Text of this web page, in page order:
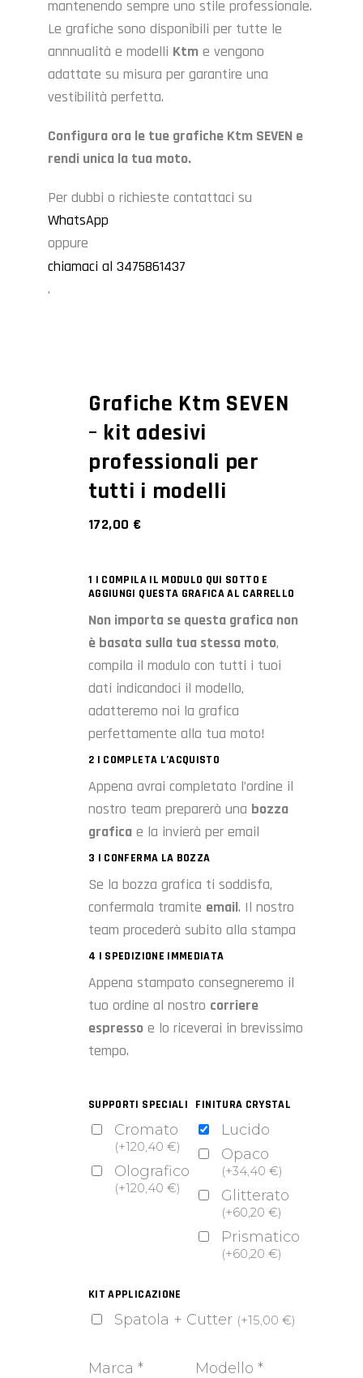
mantenendo sempre uno stile professionale.
Le grafiche sono disponibili per tutte le
annnualità e modelli Ktm e vengono
adattate su misura per garantire una
vestibilità perfetta.
Configura ora le tue grafiche Ktm SEVEN e
rendi unica la tua moto.
Per dubbi o richieste contattaci su
WhatsApp
oppure
chiamaci al 3475861437
.
Grafiche Ktm SEVEN
– kit adesivi
professionali per
tutti i modelli
172,00 €
1 | COMPILA IL MODULO QUI SOTTO E
AGGIUNGI QUESTA GRAFICA AL CARRELLO
Non importa se questa grafica non
è basata sulla tua stessa moto,
compila il modulo con tutti i tuoi
dati indicandoci il modello,
adatteremo noi la grafica
perfettamente alla tua moto!
2 | COMPLETA L’ACQUISTO
Appena avrai completato l’ordine il
nostro team preparerà una bozza
grafica e la invierà per email
3 | CONFERMA LA BOZZA
Se la bozza grafica ti soddisfa,
confermala tramite email. Il nostro
team procederà subito alla stampa
4 | SPEDIZIONE IMMEDIATA
Appena stampato consegneremo il
tuo ordine al nostro corriere
espresso e lo riceverai in brevissimo
tempo.
SUPPORTI SPECIALI
Cromato
(+120,40 €)
Olografico
(+120,40 €)
FINITURA CRYSTAL
Lucido
Opaco
(+34,40€)
Glitterato
(+60,20€)
Prismatico
(+60,20€)
KIT APPLICAZIONE
Spatola + Cutter (+15,00 €)
Marca * Modello*